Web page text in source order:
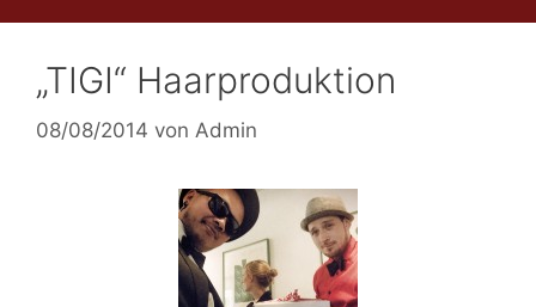
„TIGI“ Haarproduktion
08/08/2014 von Admin